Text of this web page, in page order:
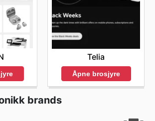
Telia
Åpne brosjyre
brands